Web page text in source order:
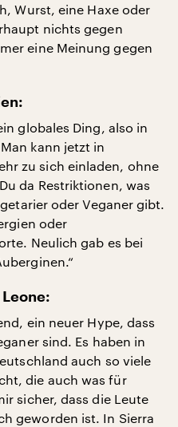
Wurst, eine Haxe oder
nichts gegen
eine Meinung gegen
globales Ding, also in
kann jetzt in
zu sich einladen, ohne
da Restriktionen, was
oder Veganer gibt.
oder
Neulich gab es bei
ein neuer Hype, dass
sind. Es haben in
auch so viele
die auch was für
sicher, dass die Leute
geworden ist. In Sierra